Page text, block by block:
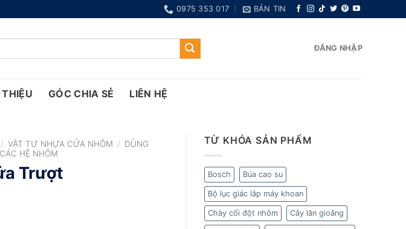
0975 353 017 BẢN TIN
ĐĂNG NHẬP
THIỆU GÓC CHIA SẺ LIÊN HỆ
/ VẬT TƯ NHỰA CỬA NHÔM / DÙNG
HỆ NHÔM
Trượt
TỪ KHÓA SẢN PHẨM
Bosch Búa cao su
Bộ lục giác lắp máy khoan
Chày cối đột nhôm Cây lăn gioăng